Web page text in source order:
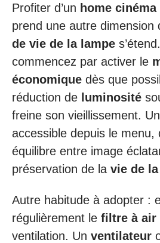
Profiter d’un home
prend une autre dimension
de vie de la lampe
commencez par activer le
économique dès que
réduction de luminosité
freine son vieillissement.
accessible depuis le menu,
équilibre entre image
préservation de la vie de
Autre habitude à adopter :
régulièrement le filtre à air
ventilation. Un ventilateur